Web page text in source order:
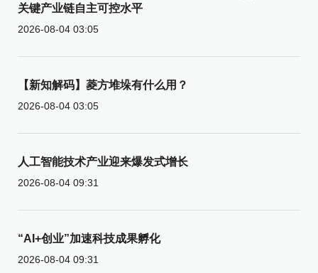
关键产业链自主可控水平
2026-08-04 03:05
【新知解码】菱方堆垛有什么用？
2026-08-04 03:05
人工智能技术产业迎来爆发式增长
2026-08-04 09:31
“AI+创业”加速科技成果孵化
2026-08-04 09:31